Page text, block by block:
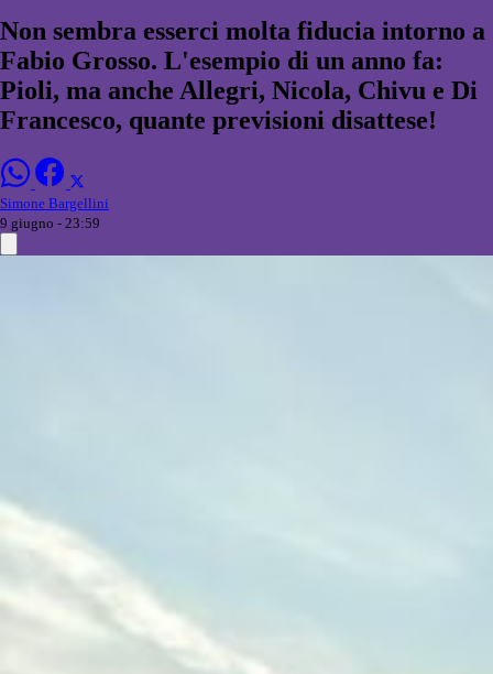
Non sembra esserci molta fiducia intorno a
Fabio Grosso. L'esempio di un anno fa:
Pioli, ma anche Allegri, Nicola, Chivu e Di
Francesco, quante previsioni disattese!
Simone Bargellini
9 giugno - 23:59